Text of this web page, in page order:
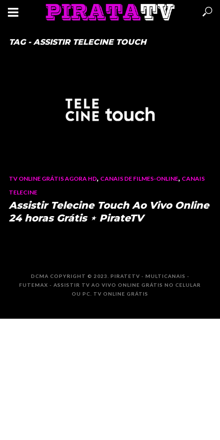
TAG - ASSISTIR TELECINE TOUCH
TV ONLINE GRÁTIS AGORA HD, CANAIS DE FILMES-ONLINE, CANAIS
TELECINE
Assistir Telecine Touch Ao Vivo Online
24 horas Grátis ⋆ PirateTV
DCMA COPYRIGHT © 2023. PIRATETV - MULTICANAIS -
FUTEMAX - ASSISTIR TV AO VIVO ONLINE GRÁTIS NO CELULAR
OU PC. TV ONLINE GRÁTIS